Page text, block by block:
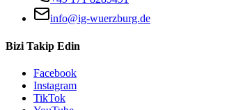
info@ig-wuerzburg.de
Bizi Takip Edin
Facebook
Instagram
TikTok